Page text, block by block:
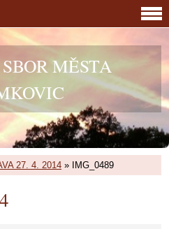
MĚSTA
27. 4. 2014 » IMG_0489